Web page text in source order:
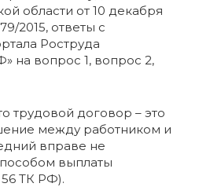
области от 10 декабря
2015, ответы с
Роструда
на вопрос 1, вопрос 2,
трудовой договор – это
между работником и
вправе не
выплаты
56 ТК РФ).